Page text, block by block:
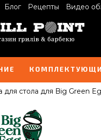
Блог Рецепты Видео
для стола для Big Green